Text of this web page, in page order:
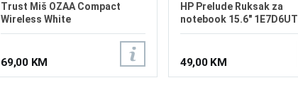
Trust Miš OZAA Compact
Wireless White
69,00 KM
HP Prelude Ruksak za
notebook 15.6" 1E7D6UT
49,00 KM